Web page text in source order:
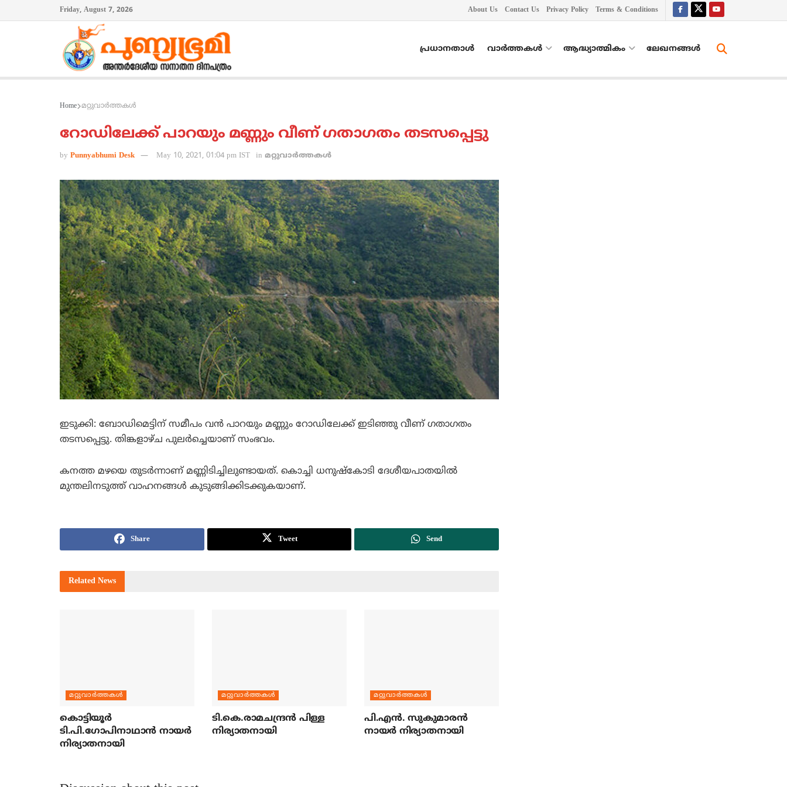
Friday, August 7, 2026 About Us Contact Us Privacy Policy Terms & Conditions
പ്രധാനതാൾ വാർത്തകൾ ആദ്ധ്യാത്മികം ലേഖനങ്ങള്‍
Home മറ്റുവാര്‍ത്തകള്‍
റോഡിലേക്ക് പാറയും മണ്ണും വീണ് ഗതാഗതം തടസപ്പെട്ടു
by Punnyabhumi Desk May 10, 2021, 01:04 pm IST in മറ്റുവാര്‍ത്തകള്‍
ഇടുക്കി: ബോഡിമെട്ടിന് സമീപം വന്‍ പാറയും മണ്ണും റോഡിലേക്ക് ഇടിഞ്ഞു വീണ് ഗതാഗതം
തടസപ്പെട്ടു. തിങ്കളാഴ്ച പുലര്‍ച്ചെയാണ് സംഭവം.
കനത്ത മഴയെ തുടര്‍ന്നാണ് മണ്ണിടിച്ചിലുണ്ടായത്. കൊച്ചി ധനുഷ്‌കോടി ദേശീയപാതയില്‍
മുന്തലിനടുത്ത് വാഹനങ്ങള്‍ കുടുങ്ങിക്കിടക്കുകയാണ്.
Share Tweet Send
Related News
മറ്റുവാര്‍ത്തകള്‍
കൊട്ടിയൂര്‍
ടി.പി.ഗോപിനാഥാന്‍ നായര്‍
നിര്യാതനായി
മറ്റുവാര്‍ത്തകള്‍
ടി.കെ.രാമചന്ദ്രന്‍ പിള്ള
നിര്യാതനായി
മറ്റുവാര്‍ത്തകള്‍
പി.എന്‍. സുകുമാരന്‍
നായര്‍ നിര്യാതനായി